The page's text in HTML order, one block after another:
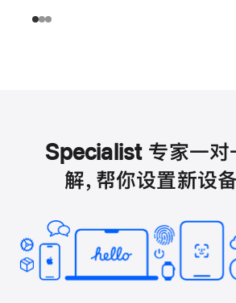
Specialist 专家一对
解，帮你设置新设备